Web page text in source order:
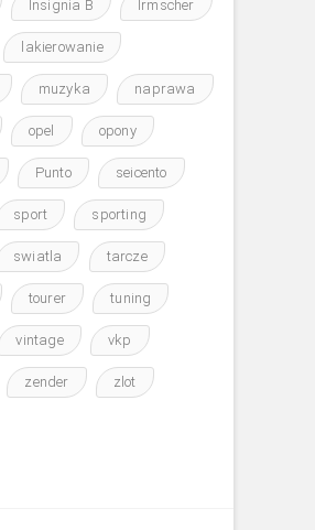
Insignia B Irmscher
lakierowanie
muzyka naprawa
opel opony
Punto seicento
sport sporting
swiatla tarcze
tourer tuning
vintage vkp
zender zlot